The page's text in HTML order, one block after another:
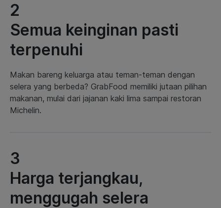
2
Semua keinginan pasti
terpenuhi
Makan bareng keluarga atau teman-teman dengan
selera yang berbeda? GrabFood memiliki jutaan pilihan
makanan, mulai dari jajanan kaki lima sampai restoran
Michelin.
3
Harga terjangkau,
menggugah selera